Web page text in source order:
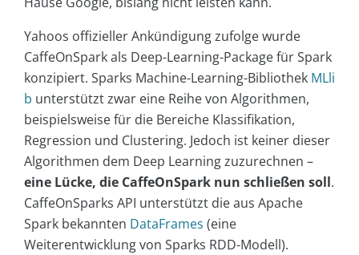
Yahoos offizieller Ankündigung zufolge wurde
CaffeOnSpark als Deep-Learning-Package für Spark
konzipiert. Sparks Machine-Learning-Bibliothek MLli
b unterstützt zwar eine Reihe von Algorithmen,
beispielsweise für die Bereiche Klassifikation,
Regression und Clustering. Jedoch ist keiner dieser
Algorithmen dem Deep Learning zuzurechnen –
eine Lücke, die CaffeOnSpark nun schließen soll.
CaffeOnSparks API unterstützt die aus Apache
Spark bekannten DataFrames (eine
Weiterentwicklung von Sparks RDD-Modell).